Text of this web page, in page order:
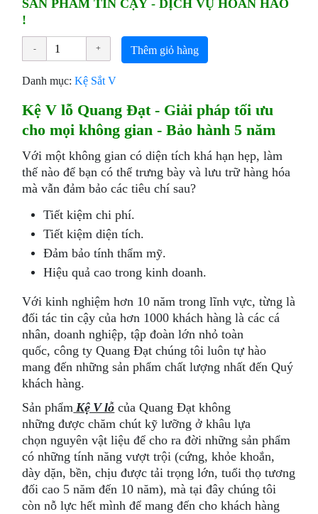
SẢN PHẨM TIN CẬY - DỊCH VỤ HOÀN HẢO
!
Thêm giỏ hàng
Danh mục:Kệ Sắt V
Kệ V lỗ Quang Đạt - Giải pháp tối ưu
cho mọi không gian - Bảo hành 5 năm
Với một không gian có diện tích khá hạn hẹp, làm
thế nào để bạn có thể trưng bày và lưu trữ hàng hóa
mà vẫn đảm bảo các tiêu chí sau?
Tiết kiệm chi phí.
Tiết kiệm diện tích.
Đảm bảo tính thẩm mỹ.
Hiệu quả cao trong kinh doanh.
Với kinh nghiệm hơn 10 năm trong lĩnh vực, từng là
đối tác tin cậy của hơn 1000 khách hàng là các cá
nhân, doanh nghiệp, tập đoàn lớn nhỏ toàn
quốc, công ty Quang Đạt chúng tôi luôn tự hào
mang đến những sản phẩm chất lượng nhất đến Quý
khách hàng.
Sản phẩm Kệ V lỗ của Quang Đạt không
những được chăm chút kỹ lưỡng ở khâu lựa
chọn nguyên vật liệu để cho ra đời những sản phẩm
có những tính năng vượt trội (cứng, khỏe khoắn,
dày dặn, bền, chịu được tải trọng lớn, tuổi thọ tương
đối cao 5 năm đến 10 năm), mà tại đây chúng tôi
còn nỗ lực hết mình để mang đến cho khách hàng